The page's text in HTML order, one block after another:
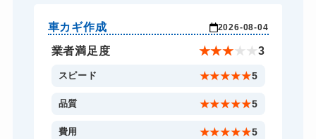
スーツケースカギ開け 8,800円～(税込)
スーツケースカギ作成 8,800円～(税込)
金庫カギ開け 14,300円～(税込)
金庫カギ修理 11,000円～(税込)
11,000円～(税込)
車カギ作成 2026-08-04
業者満足度 ★★★ ★ ★3
スピード ★★★★★5
品質 ★★★★★5
費用 ★★★★★5